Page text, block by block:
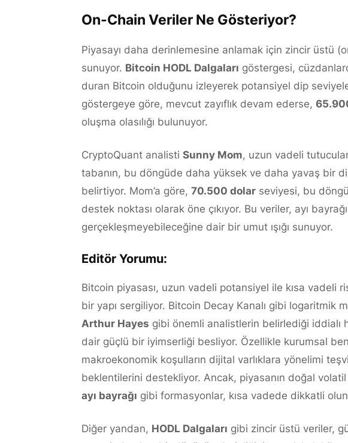
On-Chain Veriler Ne Gösteriyor?
Piyasayı daha derinlemesine anlamak için zincir üstü
sunuyor. Bitcoin HODL Dalgaları göstergesi,
duran Bitcoin olduğunu izleyerek potansiyel dip
göstergeye göre, mevcut zayıflık devam ederse,
oluşma olasılığı bulunuyor.
CryptoQuant analisti Sunny Mom, uzun vadeli
tabanın, bu döngüde daha yüksek ve daha yavaş bir
belirtiyor. Mom’a göre, 70.500 dolarseviyesi, bu
destek noktası olarak öne çıkıyor. Bu veriler, ayı
gerçekleşmeyebileceğine dair bir umut ışığı sunuyor.
Editör Yorumu:
Bitcoin piyasası, uzun vadeli potansiyel ile kısa vadeli
bir yapı sergiliyor. Bitcoin Decay Kanalı gibi logaritmik
Arthur Hayes gibi önemli analistlerin belirlediği iddialı
dair güçlü bir iyimserliği besliyor. Özellikle kurumsal
makroekonomik koşulların dijital varlıklara yönelimi
beklentilerini destekliyor. Ancak, piyasanın doğal
ayı bayrağı gibi formasyonlar, kısa vadede dikkatli
Diğer yandan, HODL Dalgaları gibi zincir üstü veriler,